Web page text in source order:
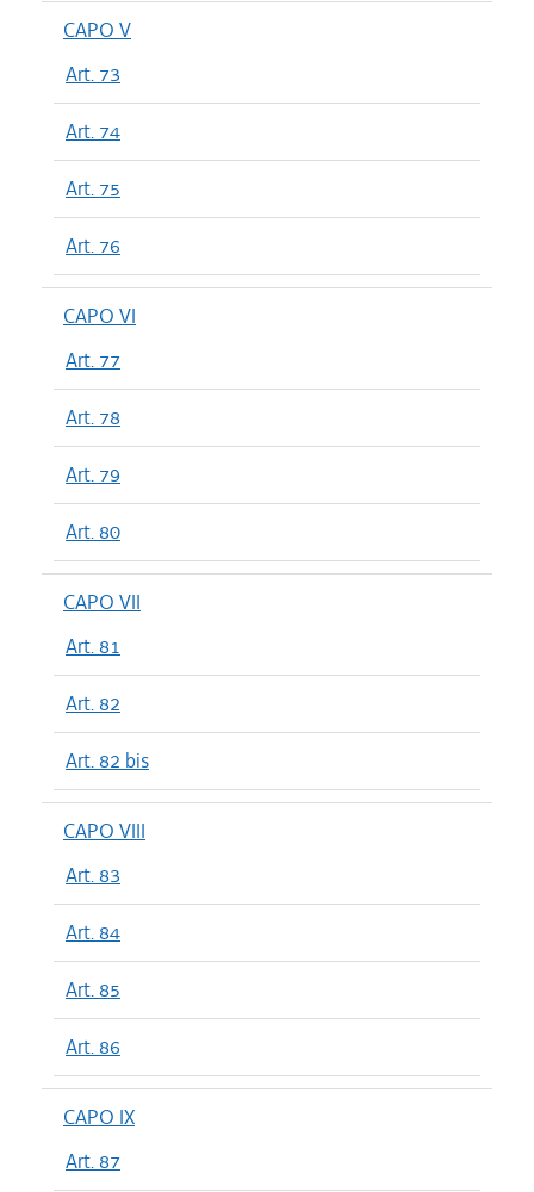
CAPO V
Art. 73
Art. 74
Art. 75
Art. 76
CAPO VI
Art. 77
Art. 78
Art. 79
Art. 80
CAPO VII
Art. 81
Art. 82
Art. 82 bis
CAPO VIII
Art. 83
Art. 84
Art. 85
Art. 86
CAPO IX
Art. 87